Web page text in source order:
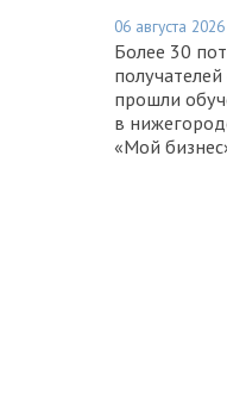
06 августа
Более 30
прошли
в
«Мой